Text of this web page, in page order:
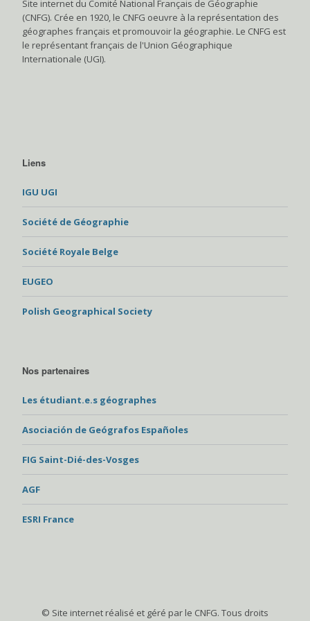
Site internet du Comité National Français de Géographie
(CNFG). Crée en 1920, le CNFG oeuvre à la représentation des
géographes français et promouvoir la géographie. Le CNFG est
le représentant français de l'Union Géographique
Internationale (UGI).
Liens
IGU UGI
Société de Géographie
Société Royale Belge
EUGEO
Polish Geographical Society
Nos partenaires
Les étudiant.e.s géographes
Asociación de Geógrafos Españoles
FIG Saint-Dié-des-Vosges
AGF
ESRI France
© Site internet réalisé et géré par le CNFG. Tous droits